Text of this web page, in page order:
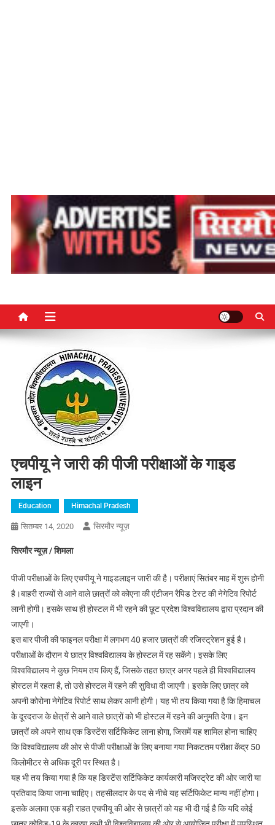
एचपीयू ने जारी की पीजी परीक्षाओं के गाइड
लाइन
Education Himachal Pradesh
सितम्बर 14, 2020 सिरमौर न्यूज़
सिरमौर न्यूज़ / शिमला
पीजी परीक्षाओं के लिए एचपीयू ने गाइडलाइन जारी की है। परीक्षाएं सितंबर माह में शुरू होनी
है।बाहरी राज्यों से आने वाले छात्रों को कोएना की एंटीजन रैपिड टेस्ट की नेगेटिव रिपोर्ट
लानी होगी। इसके साथ ही होस्टल में भी रहने की छूट प्रदेश विश्वविद्यालय द्वारा प्रदान की
जाएगी।
इस बार पीजी की फाइनल परीक्षा में लगभग 40 हजार छात्रों की रजिस्ट्रेशन हुई है।
परीक्षाओं के दौरान ये छात्र विश्वविद्यालय के होस्टल में रह सकेंगे। इसके लिए
विश्वविद्यालय ने कुछ नियम तय किए हैं, जिसके तहत छात्र अगर पहले ही विश्वविद्यालय
होस्टल में रहता है, तो उसे होस्टल में रहने की सुविधा दी जाएगी। इसके लिए छात्र को
अपनी कोरोना नेगेटिव रिपोर्ट साथ लेकर आनी होगी। यह भी तय किया गया है कि हिमाचल
के दूरदराज के क्षेत्रों से आने वाले छात्रों को भी होस्टल में रहने की अनुमति देगा। इन
छात्रों को अपने साथ एक डिस्टेंस सर्टिफिकेट लाना होगा, जिसमें यह शामिल होना चाहिए
कि विश्वविद्यालय की ओर से पीजी परीक्षाओं के लिए बनाया गया निकटतम परीक्षा केंद्र 50
किलोमीटर से अधिक दूरी पर स्थित है।
यह भी तय किया गया है कि यह डिस्टेंस सर्टिफिकेट कार्यकारी मजिस्ट्रेट की ओर जारी या
प्रतिवाद किया जाना चाहिए। तहसीलदार के पद से नीचे यह सर्टिफिकेट मान्य नहीं होगा।
इसके अलावा एक बड़ी राहत एचपीयू की ओर से छात्रों को यह भी दी गई है कि यदि कोई